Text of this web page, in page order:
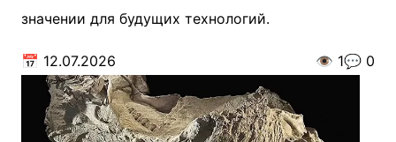
значении для будущих технологий.
📅 12.07.2026 👁️ 1💬 0